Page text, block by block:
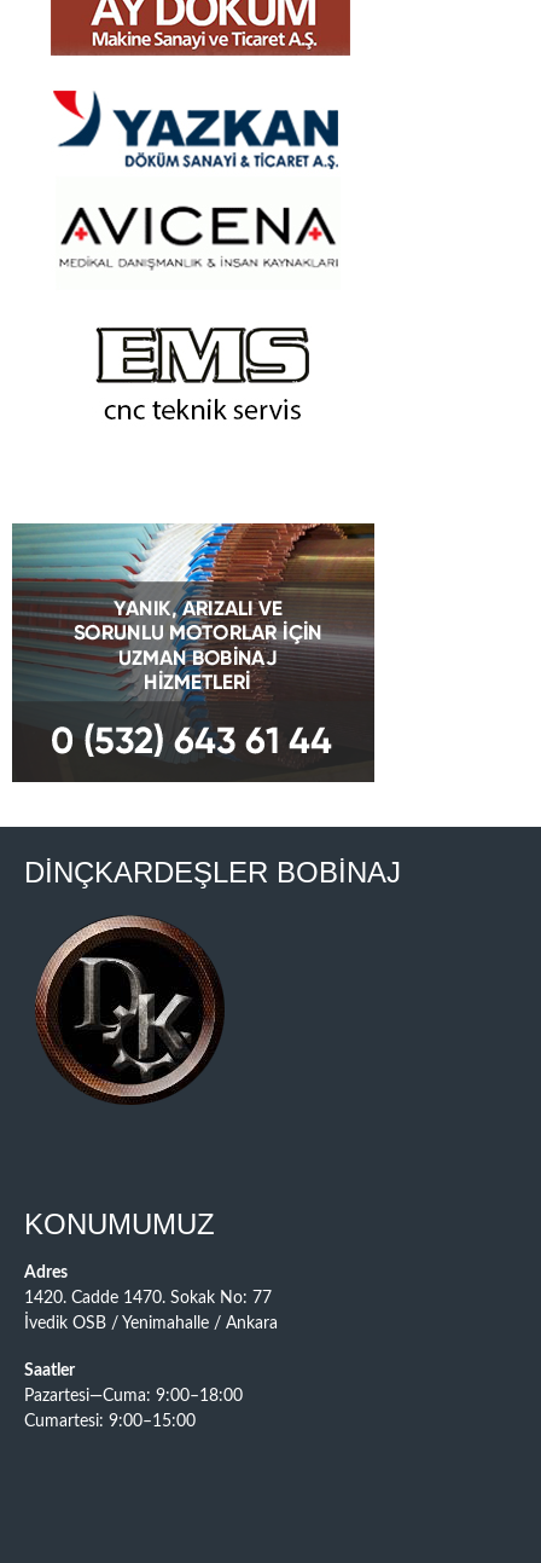
DİNÇKARDEŞLER BOBİNAJ
KONUMUMUZ
Adres
1420. Cadde 1470. Sokak No: 77
İvedik OSB / Yenimahalle / Ankara
Saatler
Pazartesi—Cuma: 9:00–18:00
Cumartesi: 9:00–15:00